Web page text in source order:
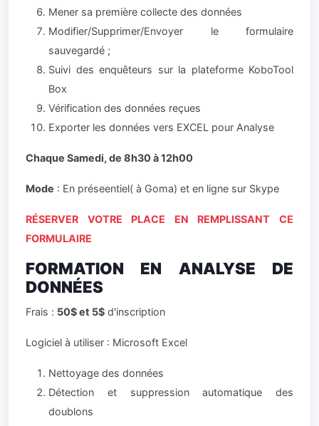
Mener sa première collecte des données
Modifier/Supprimer/Envoyer le formulaire
sauvegardé ;
Suivi des enquêteurs sur la plateforme KoboTool
Box
Vérification des données reçues
Exporter les données vers EXCEL pour Analyse
Chaque Samedi, de 8h30 à 12h00
Mode : En préseentiel( à Goma) et en ligne sur Skype
RÉSERVER VOTRE PLACE EN REMPLISSANT CE
FORMULAIRE
FORMATION EN ANALYSE DE
DONNÉES
Frais : 50$ et 5$ d'inscription
Logiciel à utiliser : Microsoft Excel
Nettoyage des données
Détection et suppression automatique des
doublons